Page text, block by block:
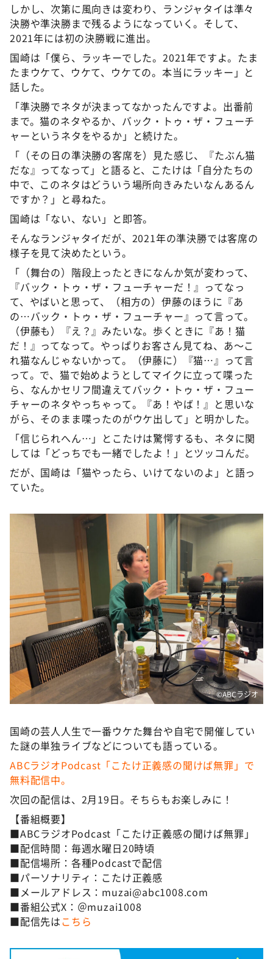
しかし、次第に風向きは変わり、ランジャタイは準々
決勝や準決勝まで残るようになっていく。そして、
2021年には初の決勝戦に進出。
国崎は「僕ら、ラッキーでした。2021年ですよ。たま
たまウケて、ウケて、ウケての。本当にラッキー」と
話した。
「準決勝でネタが決まってなかったんですよ。出番前
まで。猫のネタやるか、バック・トゥ・ザ・フューチ
ャーというネタをやるか」と続けた。
「（その日の準決勝の客席を）見た感じ、『たぶん猫
だな』ってなって」と語ると、こたけは「自分たちの
中で、このネタはどういう場所向きみたいなんあるん
ですか？」と尋ねた。
国崎は「ない、ない」と即答。
そんなランジャタイだが、2021年の準決勝では客席の
様子を見て決めたという。
「（舞台の）階段上ったときになんか気が変わって、
『バック・トゥ・ザ・フューチャーだ！』ってなっ
て、やばいと思って、（相方の）伊藤のほうに『あ
の…バック・トゥ・ザ・フューチャー』って言って。
（伊藤も）『え？』みたいな。歩くときに『あ！猫
だ！』ってなって。やっぱりお客さん見てね、あ～こ
れ猫なんじゃないかって。（伊藤に）『猫…』って言
って。で、猫で始めようとしてマイクに立って喋った
ら、なんかセリフ間違えてバック・トゥ・ザ・フュー
チャーのネタやっちゃって。『あ！やば！』と思いな
がら、そのまま喋ったのがウケ出して」と明かした。
「信じられへん…」とこたけは驚愕するも、ネタに関
しては「どっちでも一緒でしたよ！」とツッコんだ。
だが、国崎は「猫やったら、いけてないのよ」と語っ
ていた。
©️ABCラジオ
国崎の芸人人生で一番ウケた舞台や自宅で開催してい
た謎の単独ライブなどについても語っている。
ABCラジオPodcast「こたけ正義感の聞けば無罪」で
無料配信中。
次回の配信は、2月19日。そちらもお楽しみに！
【番組概要】
■ABCラジオPodcast「こたけ正義感の聞けば無罪」
■配信時間：毎週水曜日20時頃
■配信場所：各種Podcastで配信
■パーソナリティ：こたけ正義感
■メールアドレス：muzai@abc1008.com
■番組公式X：＠muzai1008
■配信先はこちら